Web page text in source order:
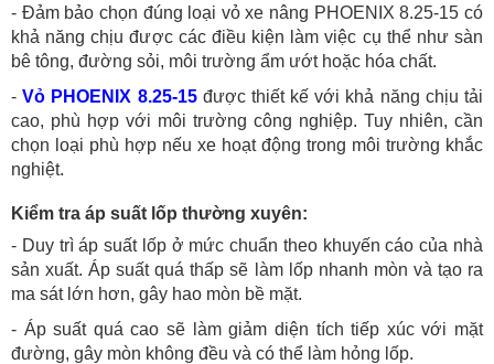
- Đảm bảo chọn đúng loại vỏ xe nâng PHOENIX 8.25-15 có
khả năng chịu được các điều kiện làm việc cụ thể như sàn
bê tông, đường sỏi, môi trường ẩm ướt hoặc hóa chất.
-Vỏ PHOENIX 8.25-15được thiết kế với khả năng chịu tải
cao, phù hợp với môi trường công nghiệp. Tuy nhiên, cần
chọn loại phù hợp nếu xe hoạt động trong môi trường khắc
nghiệt.
Kiểm tra áp suất lốp thường xuyên:
- Duy trì áp suất lốp ở mức chuẩn theo khuyến cáo của nhà
sản xuất. Áp suất quá thấp sẽ làm lốp nhanh mòn và tạo ra
ma sát lớn hơn, gây hao mòn bề mặt.
- Áp suất quá cao sẽ làm giảm diện tích tiếp xúc với mặt
đường, gây mòn không đều và có thể làm hỏng lốp.